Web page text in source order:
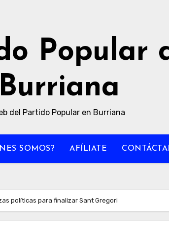
Popular
Burriana
del Partido Popular en Burriana
SOMOS? AFÍLIATE
políticas para finalizar Sant Gregori